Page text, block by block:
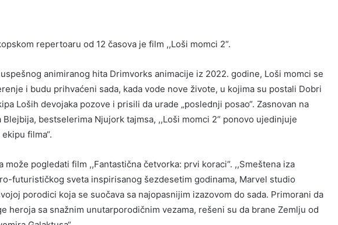
repertoaru od 12 časova je film ,,Loši momci 2“.
animiranog hita Drimvorks animacije iz 2022. godine, Loši momci se
i budu prihvaćeni sada, kada vode nove živote, u kojima su postali Dobri
Loših devojaka pozove i prisili da urade „poslednji posao“. Zasnovan na
bestselerima Njujork tajmsa, ,,Loši momci 2“ ponovo ujedinjuje
filma“.
može pogledati film ,,Fantastična četvorka: prvi koraci“. ,,Smeštena iza
futurističkog sveta inspirisanog šezdesetim godinama, Marvel studio
porodici koja se suočava sa najopasnijim izazovom do sada. Primorani da
heroja sa snažnim unutarporodičnim vezama, rešeni su da brane Zemlju od